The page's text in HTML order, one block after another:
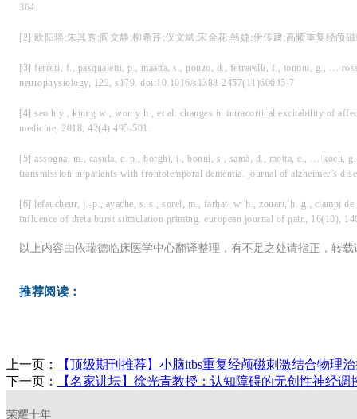
364.
[2] 欧阳瑶 ;朱其秀 ;阎文静 ;柳希芹;仪文斌;宋金花;韩婕;伊传建; 高频重复经颅
[3] ferreri, f., pasqualetti, p., maatta, s., ponzo, d., ferrarelli, f., tononi, g., …
neurophysiology, 122, s179. doi:10.1016/s1388-2457(11)60645-7
[4] seo h y , kim g w , won y h , et al. changes in intracortical excitability of
medicine, 2018, 42(4):495-501.
[5] assogna, m., casula, e. p., borghi, i., bonnì, s., samà, d., motta, c., … koch,
transmission in patients with frontotemporal dementia. journal of alzheimer’s
[6] lefaucheur, j.-p., ayache, s. s., sorel, m., farhat, w. h., zouari, h. g., ciampi
influence of theta burst stimulation priming. european journal of pain, 16(10),
以上内容由依瑞德临床医学中心翻译整理，有不足之处请指正，转
推荐阅读：
上一页：
【顶级期刊推荐】小脑itbs重复经颅磁刺激结合物理
下一页：
【名家讲坛】徐光青教授：认知障碍的无创性神经
荣耀十年